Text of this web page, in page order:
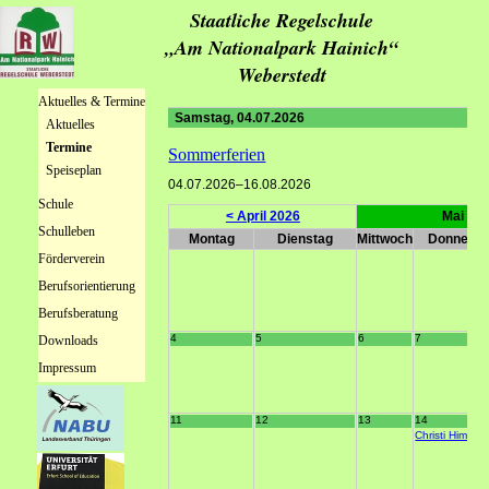
Staatliche Regelschule
„Am Nationalpark Hainich“
Weberstedt
Samstag,04.07.2026
Sommerferien
04.07.2026–16.08.2026
< April 2026
Mai
Montag
Dienstag Mittwoch
4 5 6 7
11 12 13
14
Christi
Navigation
Aktuelles & Termine
Aktuelles
Termine
Speiseplan
Schule
Schulleben
Förderverein
Berufsorientierung
Berufsberatung
Downloads
Impressum